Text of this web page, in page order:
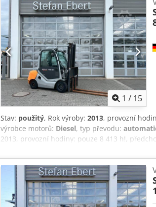
1 / 15
Stav: použitý, Rok výroby: 2013, provozní
výrobce motorů: Diesel, typ převodu:
2013, provozní hodiny: pouze 8 413 h!,
500 kg, zdvihací výška: 3 500 mm, duplexní
hydraulický boční posuv, plně uzavřená
velmi dobrém stavu, ihned k použití! Na
Pan Mihm (tel.) Vám rád poradí. Další
předchozí prodej vyhrazeny! Cedjzpdk Ajpfx
výška: 250 cm Pro více informací kontaktujte